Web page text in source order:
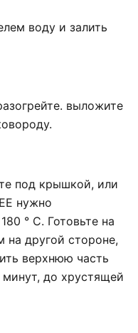
воду и залить
выложите
под крышкой, или
нужно
° C. Готовьте на
на другой стороне,
верхнюю часть
до хрустящей